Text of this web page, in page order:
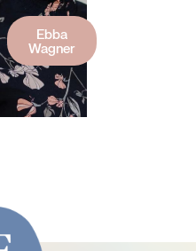
Ebba
Wagner